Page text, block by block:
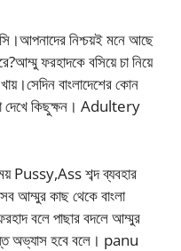
নিশ্চয়ই মনে আছে
ফরহাদকে বসিয়ে চা নিয়ে
বাংলাদেশের কোন
দেখে কিছুক্ষন। Adultery
Pussy,Ass শব্দ ব্যবহার
আম্মুর কাছ থেকে বাংলা
বলে পাছার বদলে আম্মুর
অভ্যাস হবে বলে। panu